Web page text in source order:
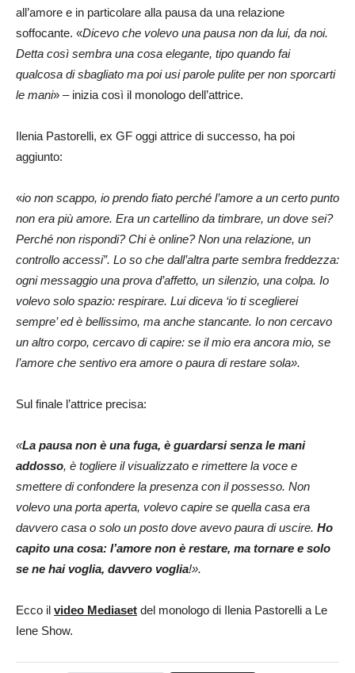
all’amore e in particolare alla pausa da una relazione
soffocante. «Dicevo che volevo una pausa non da lui, da noi.
Detta così sembra una cosa elegante, tipo quando fai
qualcosa di sbagliato ma poi usi parole pulite per non sporcarti
le mani» – inizia così il monologo dell’attrice.
Ilenia Pastorelli, ex GF oggi attrice di successo, ha poi
aggiunto:
«io non scappo, io prendo fiato perché l’amore a un certo punto
non era più amore. Era un cartellino da timbrare, un dove sei?
Perché non rispondi? Chi è online? Non una relazione, un
controllo accessi”. Lo so che dall’altra parte sembra freddezza:
ogni messaggio una prova d’affetto, un silenzio, una colpa. Io
volevo solo spazio: respirare. Lui diceva ‘io ti sceglierei
sempre’ ed è bellissimo, ma anche stancante. Io non cercavo
un altro corpo, cercavo di capire: se il mio era ancora mio, se
l’amore che sentivo era amore o paura di restare sola».
Sul finale l’attrice precisa:
«La pausa non è una fuga, è guardarsi senza le mani
addosso, è togliere il visualizzato e rimettere la voce e
smettere di confondere la presenza con il possesso. Non
volevo una porta aperta, volevo capire se quella casa era
davvero casa o solo un posto dove avevo paura di uscire. Ho
capito una cosa: l’amore non è restare, ma tornare e solo
se ne hai voglia, davvero voglia!».
Ecco il video Mediaset del monologo di Ilenia Pastorelli a Le
Iene Show.